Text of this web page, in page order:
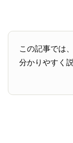
この記事では、
分かりやすく